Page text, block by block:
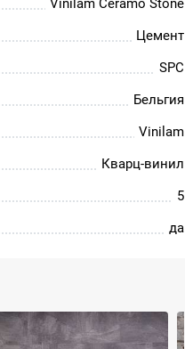
Vinilam Ceramo Stone
Цемент
SPC
Бельгия
Vinilam
Кварц-винил
5
да